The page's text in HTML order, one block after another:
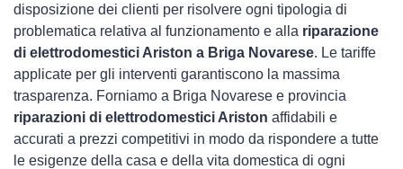
disposizione dei clienti per risolvere ogni tipologia di
problematica relativa al funzionamento e alla riparazione
di elettrodomestici Ariston a Briga Novarese. Le tariffe
applicate per gli interventi garantiscono la massima
trasparenza. Forniamo a Briga Novarese e provincia
riparazioni di elettrodomestici Ariston affidabili e
accurati a prezzi competitivi in modo da rispondere a tutte
le esigenze della casa e della vita domestica di ogni